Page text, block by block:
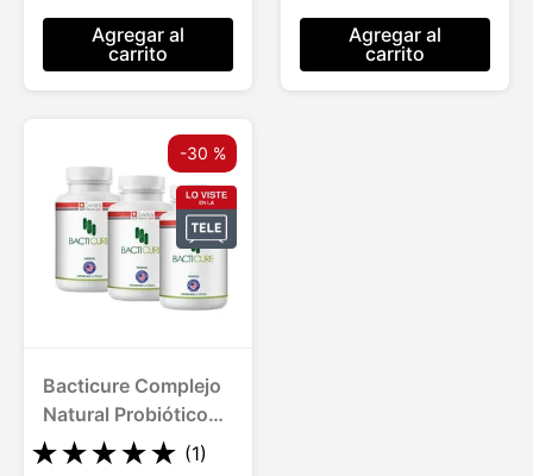
Agregar al
carrito
Agregar al
carrito
-30 %
Bacticure Complejo
Natural Probiótico
para 3 Meses
★★★★★ (1)